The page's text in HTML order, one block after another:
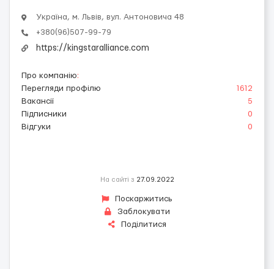
Україна, м. Львів, вул. Антоновича 48
+380(96)507-99-79
https://kingstaralliance.com
Про компанію:
Перегляди профілю
1612
Вакансії
5
Підписники
0
Відгуки
0
На сайті з 27.09.2022
Поскаржитись
Заблокувати
Поділитися